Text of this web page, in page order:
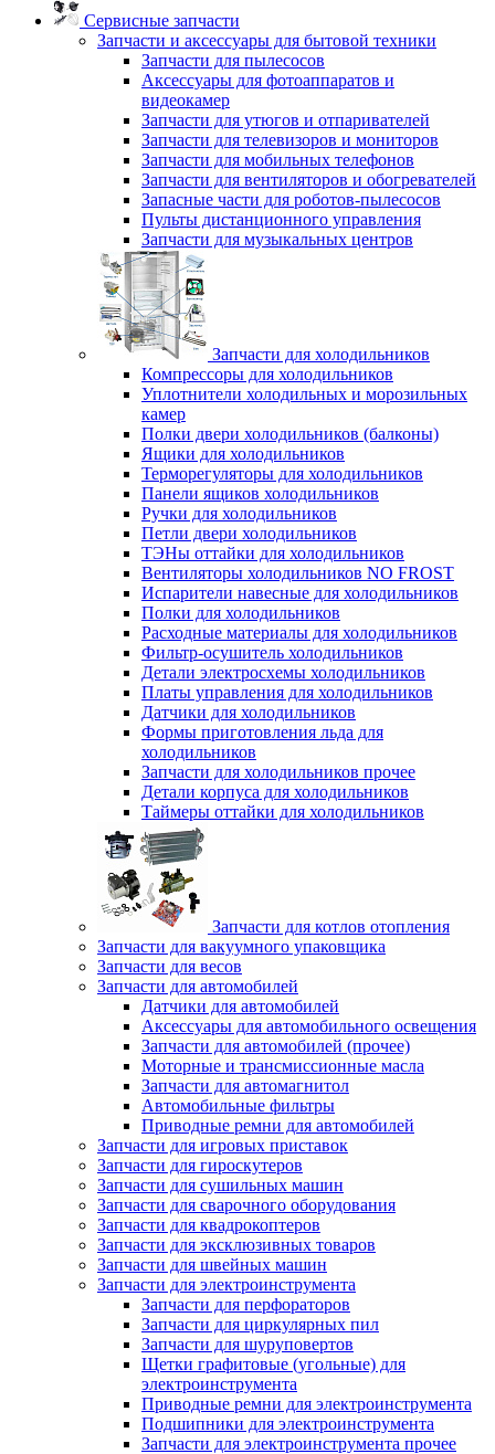
Сервисные запчасти
Запчасти и аксессуары для бытовой техники
Запчасти для пылесосов
Аксессуары для фотоаппаратов и
видеокамер
Запчасти для утюгов и отпаривателей
Запчасти для телевизоров и мониторов
Запчасти для мобильных телефонов
Запчасти для вентиляторов и обогревателей
Запасные части для роботов-пылесосов
Пульты дистанционного управления
Запчасти для музыкальных центров
Запчасти для холодильников
Компрессоры для холодильников
Уплотнители холодильных и морозильных
камер
Полки двери холодильников (балконы)
Ящики для холодильников
Терморегуляторы для холодильников
Панели ящиков холодильников
Ручки для холодильников
Петли двери холодильников
ТЭНы оттайки для холодильников
Вентиляторы холодильников NO FROST
Испарители навесные для холодильников
Полки для холодильников
Расходные материалы для холодильников
Фильтр-осушитель холодильников
Детали электросхемы холодильников
Платы управления для холодильников
Датчики для холодильников
Формы приготовления льда для
холодильников
Запчасти для холодильников прочее
Детали корпуса для холодильников
Таймеры оттайки для холодильников
Запчасти для котлов отопления
Запчасти для вакуумного упаковщика
Запчасти для весов
Запчасти для автомобилей
Датчики для автомобилей
Аксессуары для автомобильного освещения
Запчасти для автомобилей (прочее)
Моторные и трансмиссионные масла
Запчасти для автомагнитол
Автомобильные фильтры
Приводные ремни для автомобилей
Запчасти для игровых приставок
Запчасти для гироскутеров
Запчасти для сушильных машин
Запчасти для сварочного оборудования
Запчасти для квадрокоптеров
Запчасти для эксклюзивных товаров
Запчасти для швейных машин
Запчасти для электроинструмента
Запчасти для перфораторов
Запчасти для циркулярных пил
Запчасти для шуруповертов
Щетки графитовые (угольные) для
электроинструмента
Приводные ремни для электроинструмента
Подшипники для электроинструмента
Запчасти для электроинструмента прочее